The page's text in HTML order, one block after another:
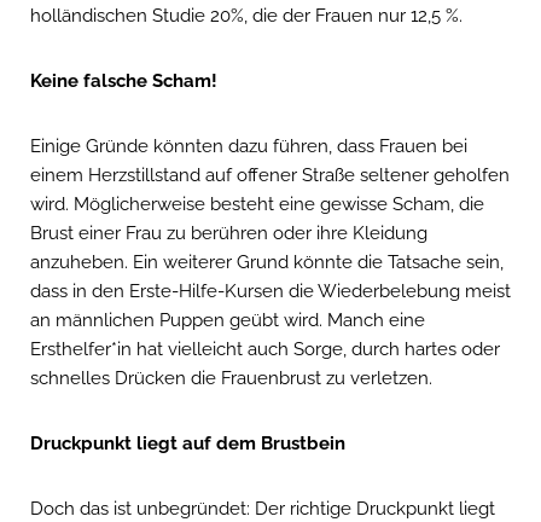
holländischen Studie 20%, die der Frauen nur 12,5 %.
Keine falsche Scham!
Einige Gründe könnten dazu führen, dass Frauen bei
einem Herzstillstand auf offener Straße seltener geholfen
wird. Möglicherweise besteht eine gewisse Scham, die
Brust einer Frau zu berühren oder ihre Kleidung
anzuheben. Ein weiterer Grund könnte die Tatsache sein,
dass in den Erste-Hilfe-Kursen die Wiederbelebung meist
an männlichen Puppen geübt wird. Manch eine
Ersthelfer*in hat vielleicht auch Sorge, durch hartes oder
schnelles Drücken die Frauenbrust zu verletzen.
Druckpunkt liegt auf dem Brustbein
Doch das ist unbegründet: Der richtige Druckpunkt liegt